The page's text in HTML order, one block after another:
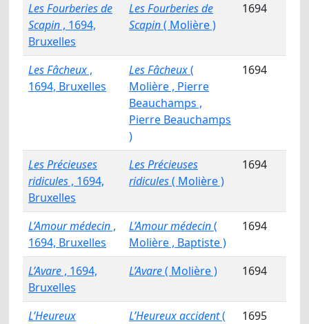
Les Fourberies de
Scapin , 1694,
Bruxelles
Les Fourberies de
Scapin( Molière )
1694
Les Fâcheux ,
1694, Bruxelles
Les Fâcheux(
Molière , Pierre
Beauchamps ,
Pierre Beauchamps
)
1694
Les Précieuses
ridicules , 1694,
Bruxelles
Les Précieuses
ridicules( Molière )
1694
L’Amour médecin ,
1694, Bruxelles
L’Amour médecin(
Molière , Baptiste )
1694
L’Avare , 1694,
Bruxelles
L’Avare( Molière ) 1694
L’Heureux
L’Heureux accident(
1695